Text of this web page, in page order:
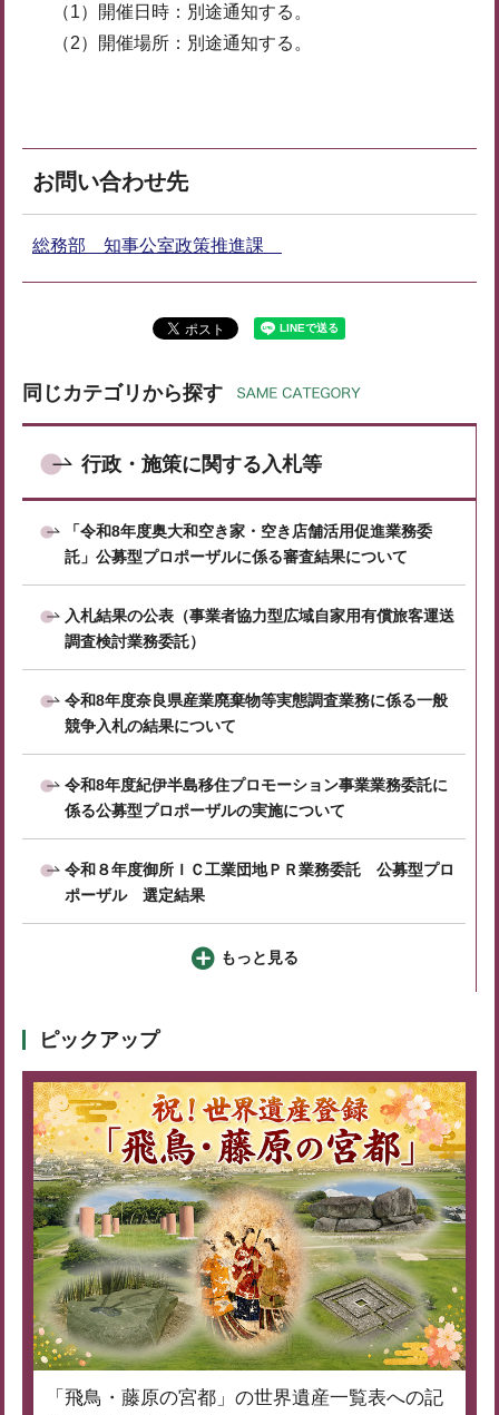
（1）開催日時：別途通知する。
（2）開催場所：別途通知する。
お問い合わせ先
総務部 知事公室政策推進課
同じカテゴリから探す
行政・施策に関する入札等
「令和8年度奥大和空き家・空き店舗活用促進業務委
託」公募型プロポーザルに係る審査結果について
入札結果の公表（事業者協力型広域自家用有償旅客運送
調査検討業務委託）
令和8年度奈良県産業廃棄物等実態調査業務に係る一般
競争入札の結果について
令和8年度紀伊半島移住プロモーション事業業務委託に
係る公募型プロポーザルの実施について
令和８年度御所ＩＣ工業団地ＰＲ業務委託 公募型プロ
ポーザル 選定結果
もっと見る
ピックアップ
「飛鳥・藤原の宮都」の世界遺産一覧表への記